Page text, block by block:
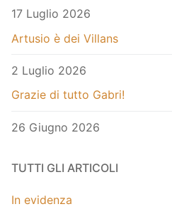
17 Luglio 2026
Artusio è dei Villans
2 Luglio 2026
Grazie di tutto Gabri!
26 Giugno 2026
TUTTI GLI ARTICOLI
In evidenza